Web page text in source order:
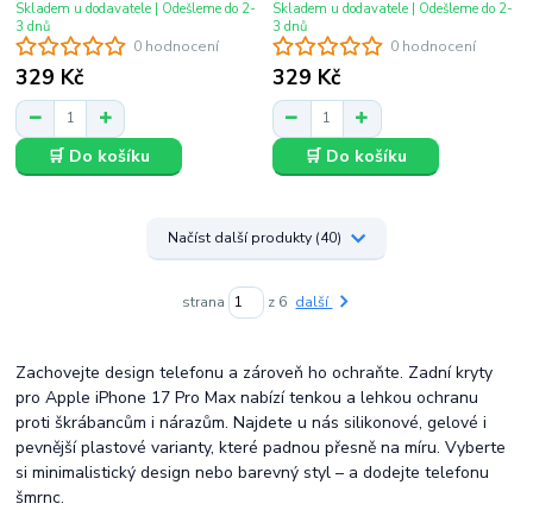
0 hodnocení
329 Kč
Skladem u dodavatele | Odešleme do 2-
3 dnů
🛒 Do košíku
0 hodnocení
329 Kč
Skladem u dodavatele | Odešleme do 2-
3 dnů
🛒 Do košíku
Načíst další produkty (40)
strana z 6 další
Zachovejte design telefonu a zároveň ho ochraňte. Zadní kryty
pro Apple iPhone 17 Pro Max nabízí tenkou a lehkou ochranu
proti škrábancům i nárazům. Najdete u nás silikonové, gelové i
pevnější plastové varianty, které padnou přesně na míru. Vyberte
si minimalistický design nebo barevný styl – a dodejte telefonu
šmrnc.